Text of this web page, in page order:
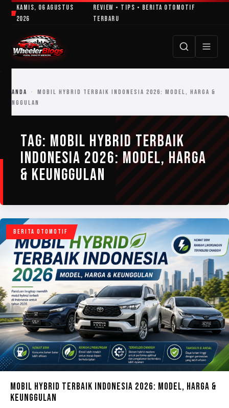
LewatiKamis, 06 Agustus
2026
Review • Tips • Berita Otomotif
Terbaru
BERANDA ›
MOBIL HYBRID TERBAIK INDONESIA 2026: MODEL, HARGA &
KEUNGGULAN
TAG: MOBIL HYBRID TERBAIK
INDONESIA 2026: MODEL, HARGA
& KEUNGGULAN
BERITA OTOMOTIF
MOBIL HYBRID TERBAIK INDONESIA 2026: MODEL, HARGA &
KEUNGGULAN